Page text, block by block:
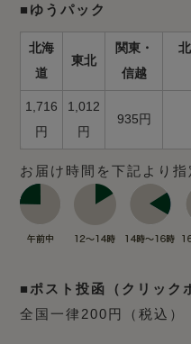
■ゆうパック
北海
道
東北
関東・
信越
1,716
円
1,012
円
935円
お届け時間を下記より指
■ポスト投函（クリック
全国一律200円（税込）